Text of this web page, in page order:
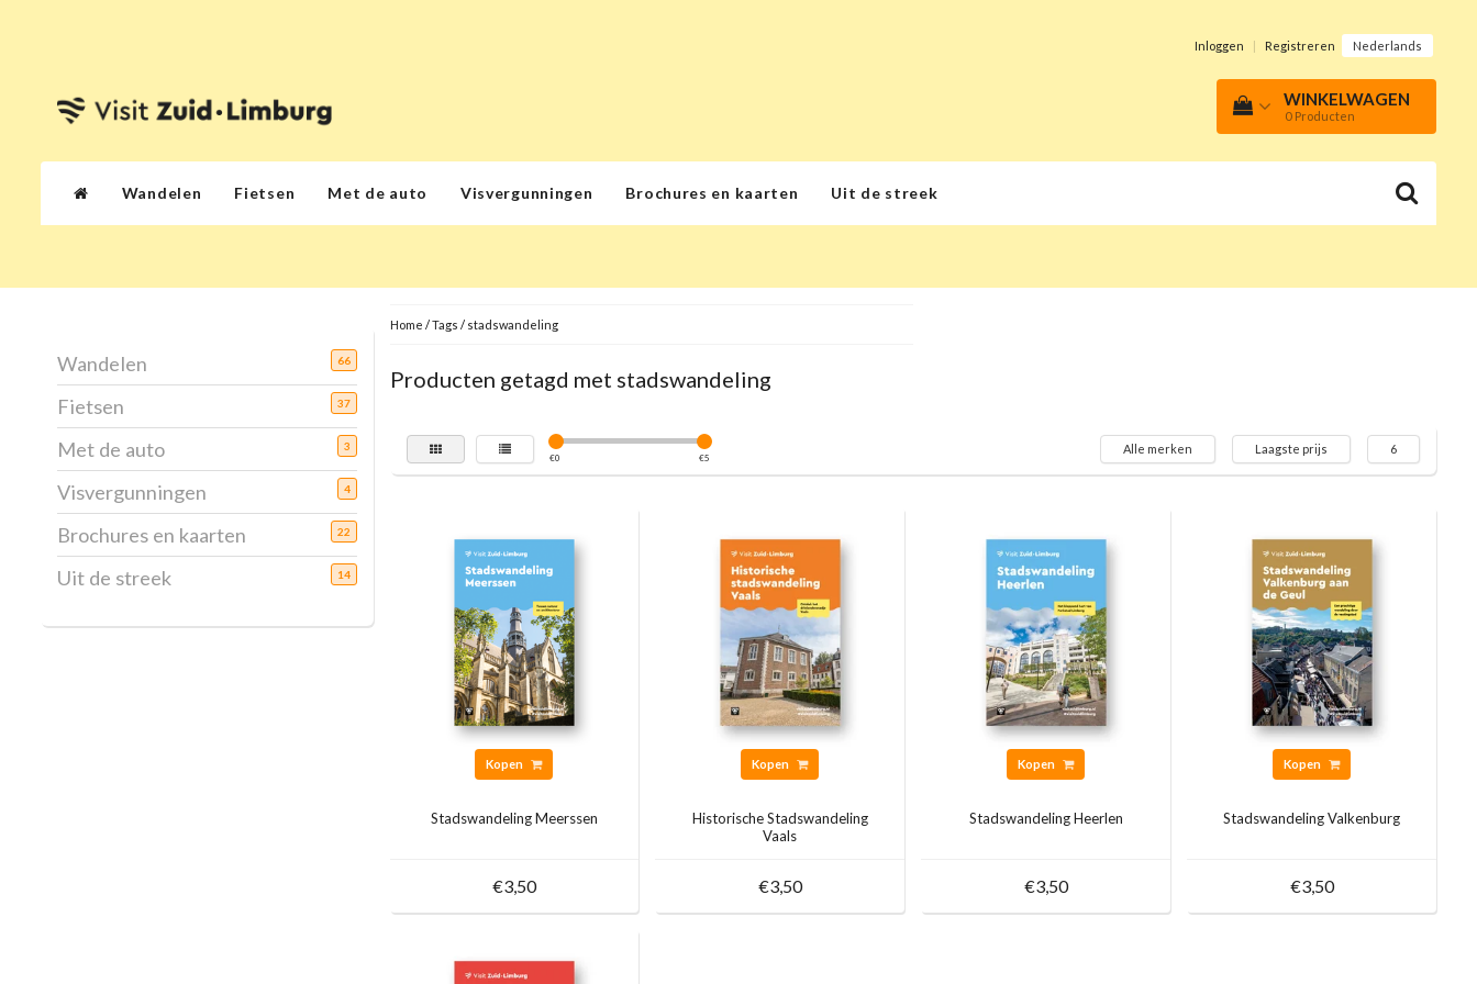
Inloggen | Registreren Nederlands
WINKELWAGEN
0 Producten
Wandelen Fietsen Met de auto Visvergunningen Brochures en kaarten Uit de streek
Wandelen 66
Fietsen 37
Met de auto 3
Visvergunningen 4
Brochures en kaarten 22
Uit de streek 14
Home /Tags / stadswandeling
Producten getagd met stadswandeling
€0 €5
Alle merken Laagste prijs 6
Kopen
Stadswandeling Meerssen
€3,50
Kopen
Historische Stadswandeling
Vaals
€3,50
Kopen
Stadswandeling Heerlen
€3,50
Kopen
Stadswandeling Valkenburg
€3,50